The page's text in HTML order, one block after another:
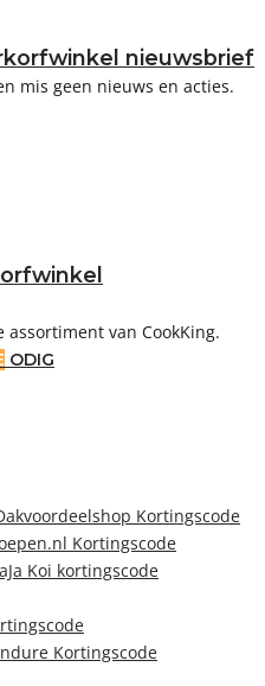
nieuwsbrief
mis geen nieuws en acties.
van CookKing.
ODIG